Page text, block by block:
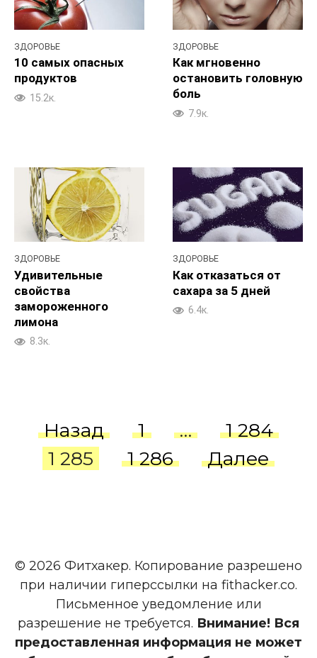
ЗДОРОВЬЕ
10 самых опасных
продуктов
15.2к.
ЗДОРОВЬЕ
Как мгновенно
остановить головную
боль
7.9к.
ЗДОРОВЬЕ
Удивительные
свойства
замороженного
лимона
8.3к.
ЗДОРОВЬЕ
Как отказаться от
сахара за 5 дней
6.4к.
Пагинация
записей
Назад 1 …
1 284
1 285
1 286 Далее
© 2026 Фитхакер. Копирование разрешено
при наличии гиперссылки на fithacker.co.
Письменное уведомление или
разрешение не требуется. Внимание! Вся
предоставленная информация не может